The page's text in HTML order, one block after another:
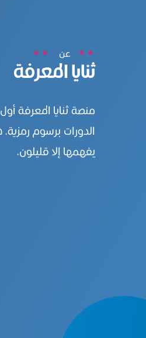
عن
ثنايا المعرفة
منصة ثنايا المعرفة
الدورات برسوم رمزية.
يفهمها إلا قليلون.